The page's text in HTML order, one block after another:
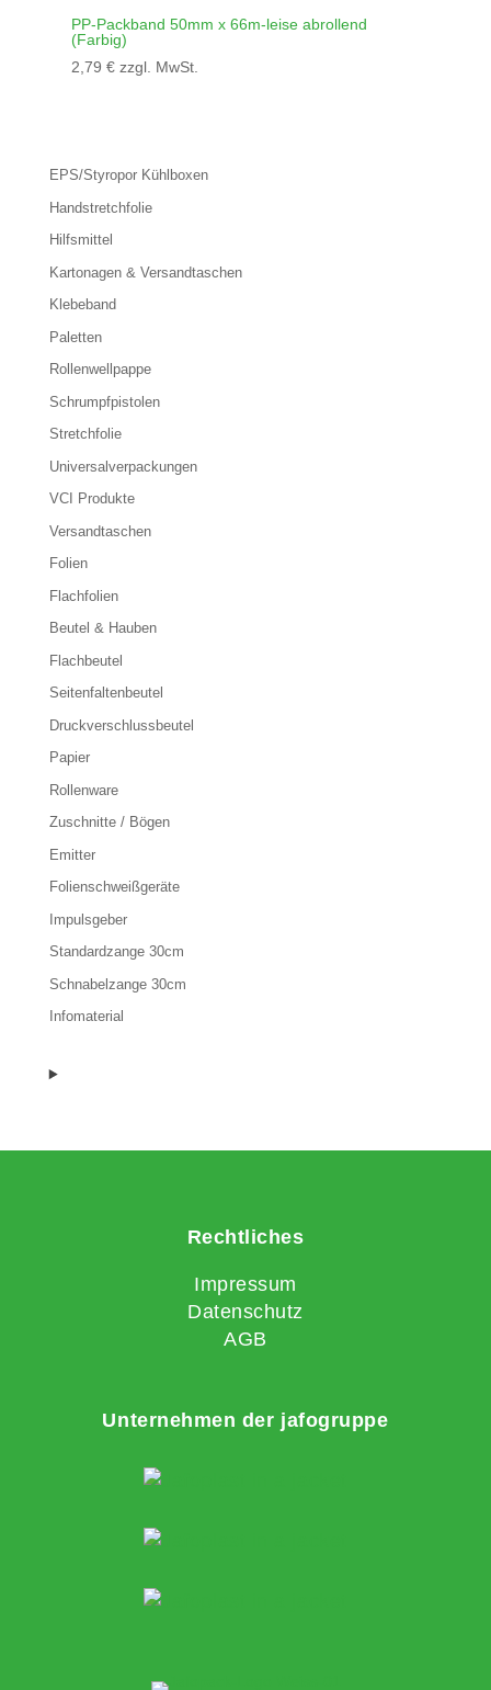
PP-Packband 50mm x 66m-leise abrollend
(Farbig)
2,79 € zzgl. MwSt.
EPS/Styropor Kühlboxen
Handstretchfolie
Hilfsmittel
Kartonagen & Versandtaschen
Klebeband
Paletten
Rollenwellpappe
Schrumpfpistolen
Stretchfolie
Universalverpackungen
VCI Produkte
Versandtaschen
Folien
Flachfolien
Beutel & Hauben
Flachbeutel
Seitenfaltenbeutel
Druckverschlussbeutel
Papier
Rollenware
Zuschnitte / Bögen
Emitter
Folienschweißgeräte
Impulsgeber
Standardzange 30cm
Schnabelzange 30cm
Infomaterial
Rechtliches
Impressum
Datenschutz
AGB
Unternehmen der jafogruppe